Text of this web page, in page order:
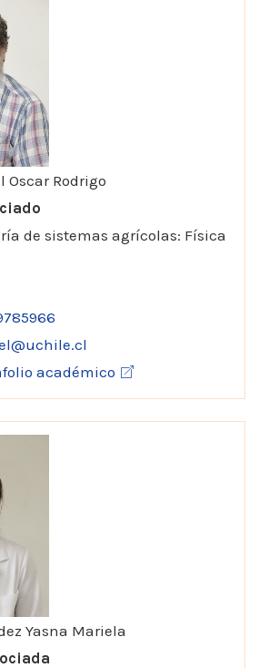
Oscar Rodrigo
de sistemas agrícolas: Física
académico
Yasna Mariela